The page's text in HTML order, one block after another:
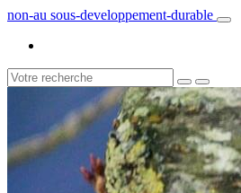
non-au sous-developpement-durable